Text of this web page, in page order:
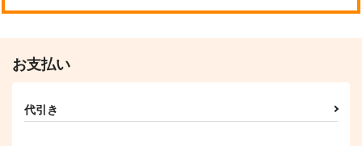
お支払い
代引き